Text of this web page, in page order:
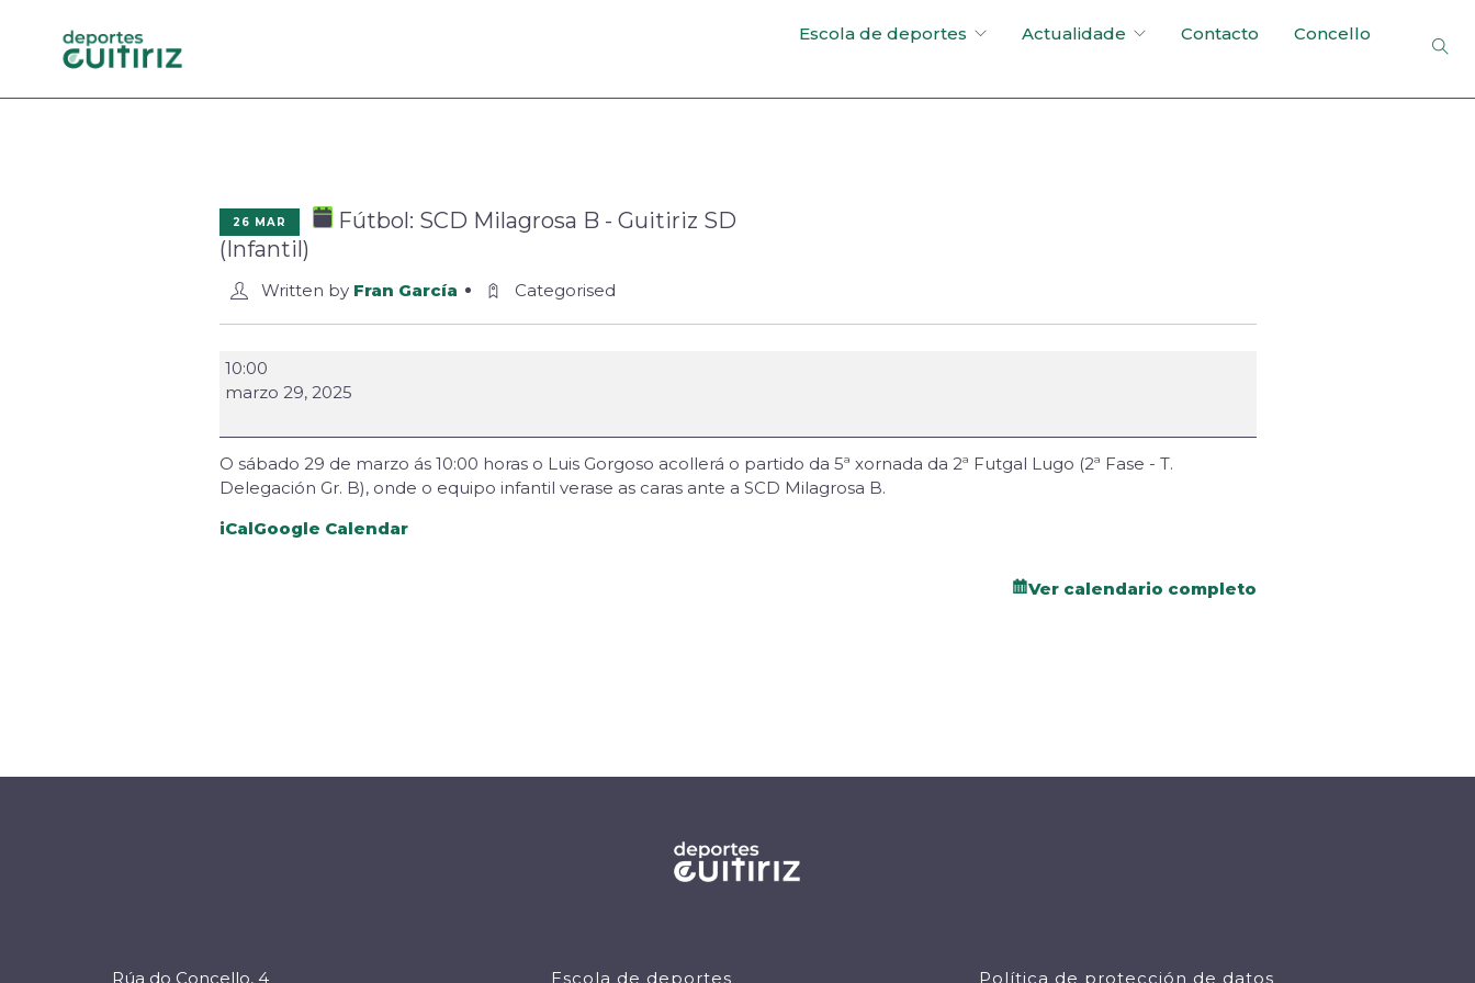
Escola de deportes Actualidade Contacto Concello
26 MAR
Fútbol: SCD Milagrosa B - Guitiriz SD
(Infantil)
Written by Fran García Categorised
10:00
marzo 29, 2025
O sábado 29 de marzo ás 10:00 horas o Luis Gorgoso acollerá o partido da 5ª xornada da 2ª Futgal Lugo (2ª Fase - T.
Delegación Gr. B), onde o equipo infantil verase as caras ante a SCD Milagrosa B.
iCalGoogle Calendar
Ver calendario completo
Rúa do Concello, 4 Escola de deportes Política de protección de datos